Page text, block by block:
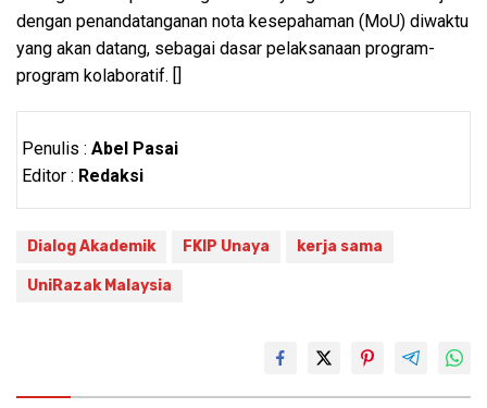
dengan penandatanganan nota kesepahaman (MoU) diwaktu
yang akan datang, sebagai dasar pelaksanaan program-
program kolaboratif. []
Penulis : Abel Pasai
Editor : Redaksi
Dialog Akademik FKIP Unaya kerja sama
UniRazak Malaysia